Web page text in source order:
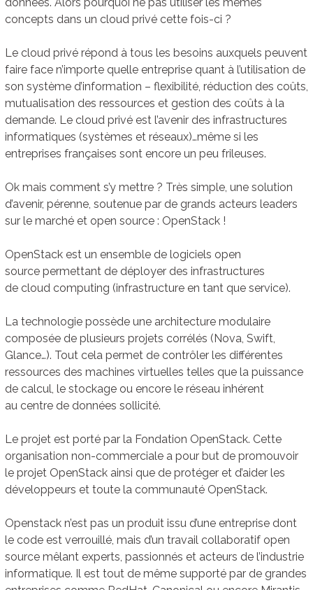
concepts dans un cloud privé cette fois-ci ?
Le cloud privé répond à tous les besoins auxquels peuvent
faire face n’importe quelle entreprise quant à l’utilisation de
son système d’information – flexibilité, réduction des coûts,
mutualisation des ressources et gestion des coûts à la
demande. Le cloud privé est l’avenir des infrastructures
informatiques (systèmes et réseaux)…même si les
entreprises françaises sont encore un peu frileuses.
Ok mais comment s’y mettre ? Très simple, une solution
d’avenir, pérenne, soutenue par de grands acteurs leaders
sur le marché et open source : OpenStack !
OpenStack est un ensemble de logiciels open
source permettant de déployer des infrastructures
de cloud computing (infrastructure en tant que service).
La technologie possède une architecture modulaire
composée de plusieurs projets corrélés (Nova, Swift,
Glance…). Tout cela permet de contrôler les différentes
ressources des machines virtuelles telles que la puissance
de calcul, le stockage ou encore le réseau inhérent
au centre de données sollicité.
Le projet est porté par la Fondation OpenStack. Cette
organisation non-commerciale a pour but de promouvoir
le projet OpenStack ainsi que de protéger et d’aider les
développeurs et toute la communauté OpenStack.
Openstack n’est pas un produit issu d’une entreprise dont
le code est verrouillé, mais d’un travail collaboratif open
source mêlant experts, passionnés et acteurs de l’industrie
informatique. Il est tout de même supporté par de grandes